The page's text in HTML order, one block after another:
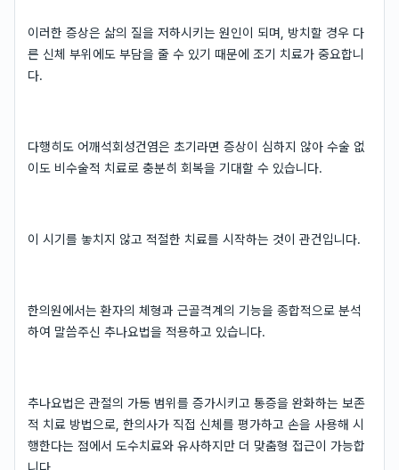
이러한 증상은 삶의 질을 저하시키는 원인이 되며, 방치할 경우 다
른 신체 부위에도 부담을 줄 수 있기 때문에 조기 치료가 중요합니
다.
다행히도 어깨석회성건염은 초기라면 증상이 심하지 않아 수술 없
이도 비수술적 치료로 충분히 회복을 기대할 수 있습니다.
이 시기를 놓치지 않고 적절한 치료를 시작하는 것이 관건입니다.
한의원에서는 환자의 체형과 근골격계의 기능을 종합적으로 분석
하여 말씀주신 추나요법을 적용하고 있습니다.
추나요법은 관절의 가동 범위를 증가시키고 통증을 완화하는 보존
적 치료 방법으로, 한의사가 직접 신체를 평가하고 손을 사용해 시
행한다는 점에서 도수치료와 유사하지만 더 맞춤형 접근이 가능합
니다.